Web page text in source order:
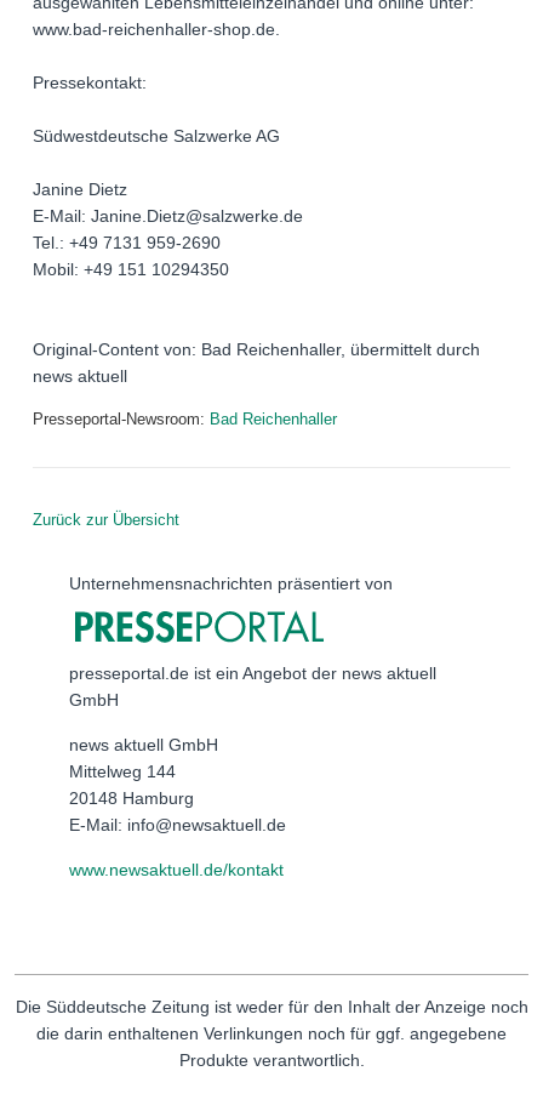
www.bad-reichenhaller-shop.de.
Pressekontakt:
Südwestdeutsche Salzwerke AG
Janine Dietz
E-Mail: Janine.Dietz@salzwerke.de
Tel.: +49 7131 959-2690
Mobil: +49 151 10294350
Original-Content von: Bad Reichenhaller, übermittelt durch
news aktuell
Presseportal-Newsroom: Bad Reichenhaller
Zurück zur Übersicht
Unternehmensnachrichten präsentiert von
presseportal.de ist ein Angebot der news aktuell
GmbH
news aktuell GmbH
Mittelweg 144
20148 Hamburg
E-Mail: info@newsaktuell.de
www.newsaktuell.de/kontakt
Die Süddeutsche Zeitung ist weder für den Inhalt der Anzeige noch
die darin enthaltenen Verlinkungen noch für ggf. angegebene
Produkte verantwortlich.